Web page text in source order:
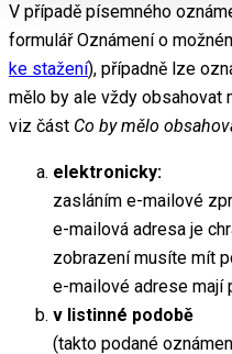
V případě písemného
formulář Oznámení o
ke stažení), případně lze
mělo by ale vždy obsahovat
viz část Co by mělo
elektronicky:
zasláním e-mailové
e-mailová adresa je
zobrazení musíte mít
e-mailové adrese mají
v listinné podobě
(takto podané